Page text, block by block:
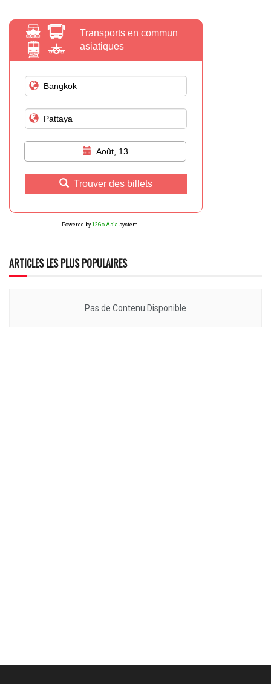
Transports en commun
asiatiques
Août, 13
Trouver des billets
Powered by 12Go Asia system
ARTICLES LES PLUS POPULAIRES
Pas de Contenu Disponible